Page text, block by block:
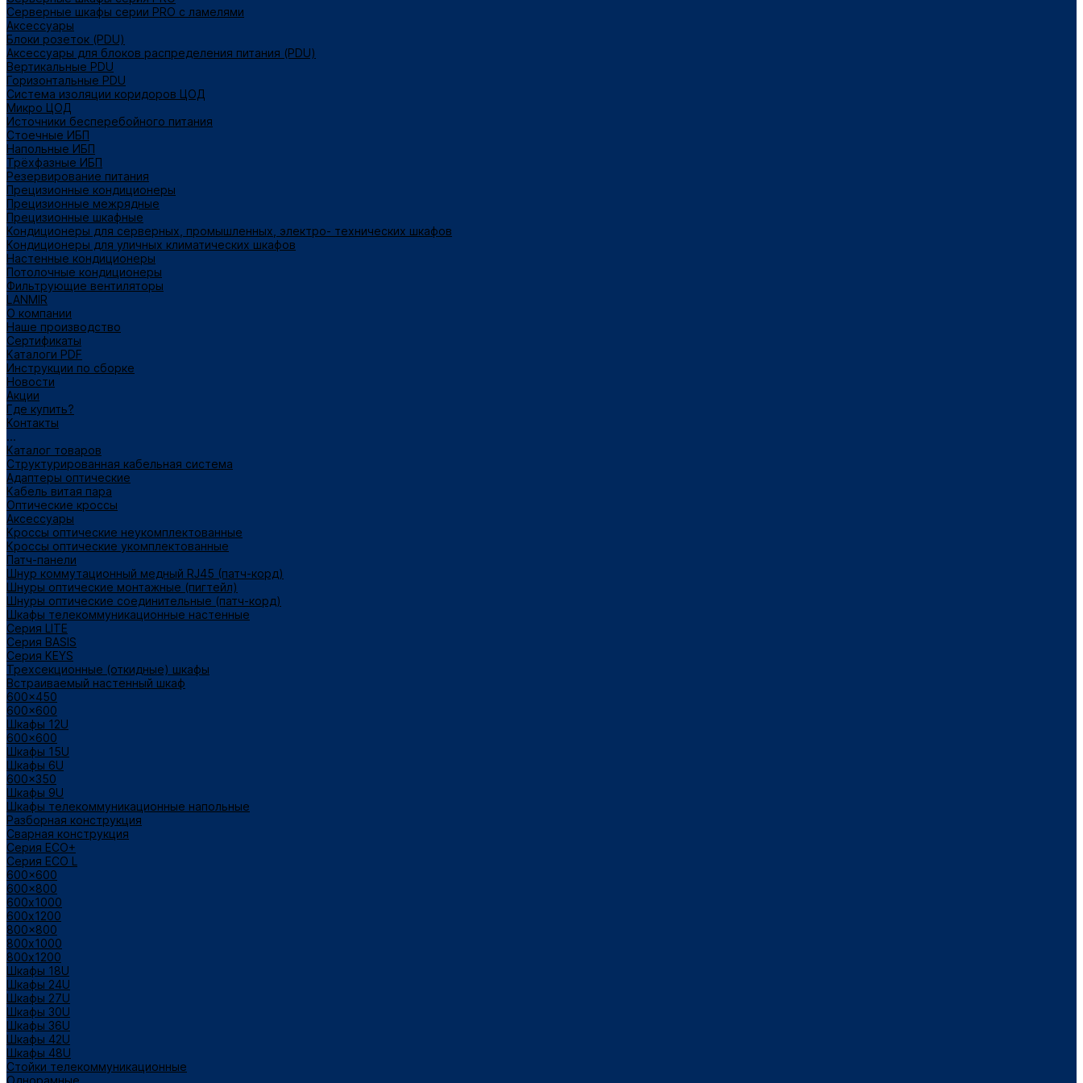
Серверные шкафы серии PRO с ламелями
Аксессуары
Блоки розеток (PDU)
Аксессуары для блоков распределения питания (PDU)
Вертикальные PDU
Горизонтальные PDU
Система изоляции коридоров ЦОД
Микро ЦОД
Источники бесперебойного питания
Стоечные ИБП
Напольные ИБП
Трёхфазные ИБП
Резервирование питания
Прецизионные кондиционеры
Прецизионные межрядные
Прецизионные шкафные
Кондиционеры для серверных, промышленных, электро- технических шкафов
Кондиционеры для уличных климатических шкафов
Настенные кондиционеры
Потолочные кондиционеры
Фильтрующие вентиляторы
LANMIR
О компании
Наше производство
Сертификаты
Каталоги PDF
Инструкции по сборке
Новости
Акции
Где купить?
Контакты
...
Каталог товаров
Структурированная кабельная система
Адаптеры оптические
Кабель витая пара
Оптические кроссы
Аксессуары
Кроссы оптические неукомплектованные
Кроссы оптические укомплектованные
Патч-панели
Шнур коммутационный медный RJ45 (патч-корд)
Шнуры оптические монтажные (пигтейл)
Шнуры оптические соединительные (патч-корд)
Шкафы телекоммуникационные настенные
Cерия LITE
Cерия BASIS
Cерия KEYS
Трехсекционные (откидные) шкафы
Встраиваемый настенный шкаф
600x450
600x600
Шкафы 12U
600x600
Шкафы 15U
Шкафы 6U
600x350
Шкафы 9U
Шкафы телекоммуникационные напольные
Разборная конструкция
Сварная конструкция
Серия ECO+
Серия ECO L
600x600
600x800
600х1000
600х1200
800x800
800х1000
800х1200
Шкафы 18U
Шкафы 24U
Шкафы 27U
Шкафы 30U
Шкафы 36U
Шкафы 42U
Шкафы 48U
Стойки телекоммуникационные
Однорамные